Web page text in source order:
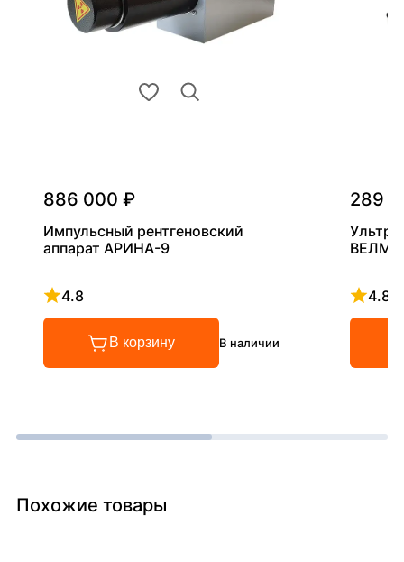
886 000 ₽
Импульсный рентгеновский
аппарат АРИНА-9
4.8
Рейтинг 4.8 из 5
В корзину В наличии
289
4.8
Похожие товары